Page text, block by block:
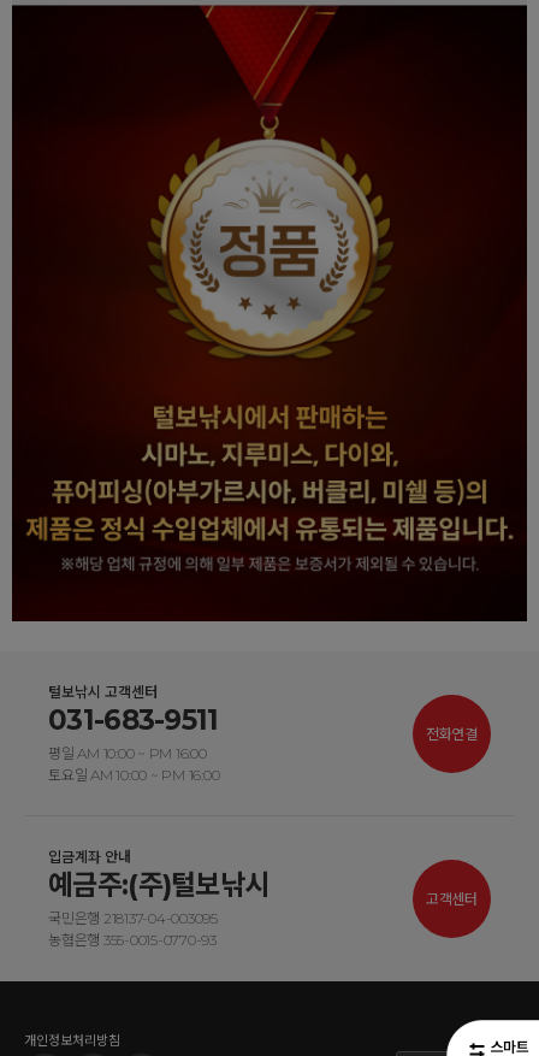
털보낚시 고객센터
031-683-9511
평일 AM 10:00 ~ PM 16:00
토요일 AM 10:00 ~ PM 16:00
전화연결
입금계좌 안내
예금주:(주)털보낚시
국민은행 218137-04-003095
농협은행 355-0015-0770-93
고객센터
개인정보처리방침